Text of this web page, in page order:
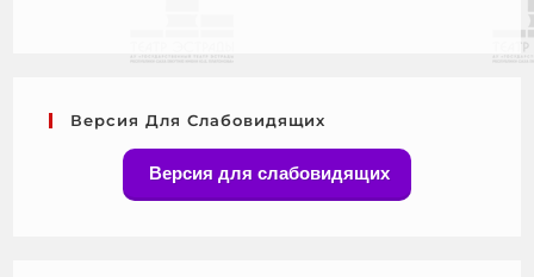
Версия Для Слабовидящих
Версия для слабовидящих